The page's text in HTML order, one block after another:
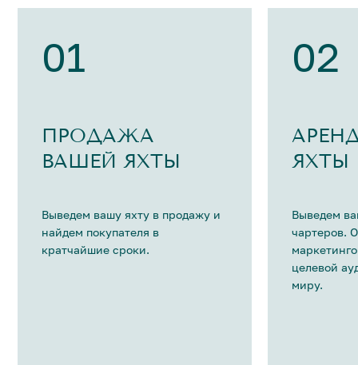
01
ПРОДАЖА
ВАШЕЙ ЯХТЫ
Выведем вашу яхту в продажу и
найдем покупателя в
кратчайшие сроки.
02
ЯХТЫ
Выведем
чартеров.
целевой
миру.